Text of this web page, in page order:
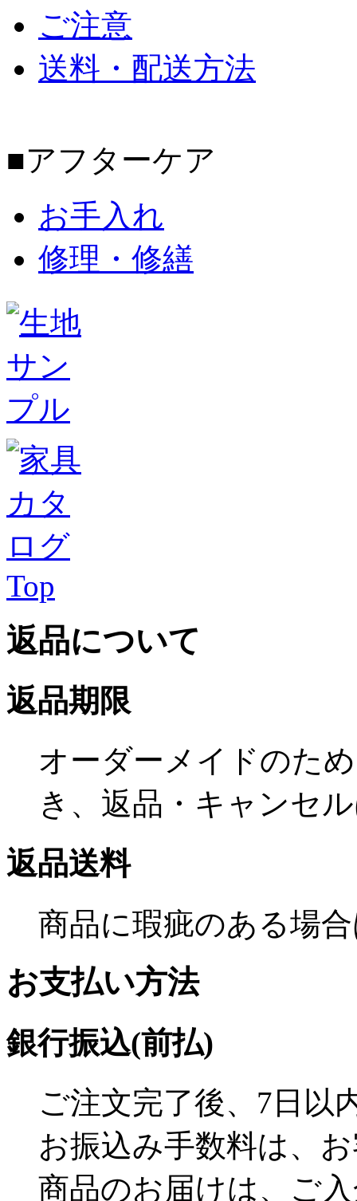
ご注意
送料・配送方法
■アフターケア
お手入れ
修理・修繕
Top
返品について
返品期限
オーダーメイドのた
き、返品・キャンセ
返品送料
商品に瑕疵のある場
お支払い方法
銀行振込(前払)
ご注文完了後、7日以
お振込み手数料は、
商品のお届けは、ご